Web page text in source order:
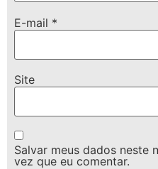
E-mail *
Site
Salvar meus dados neste
vez que eu comentar.